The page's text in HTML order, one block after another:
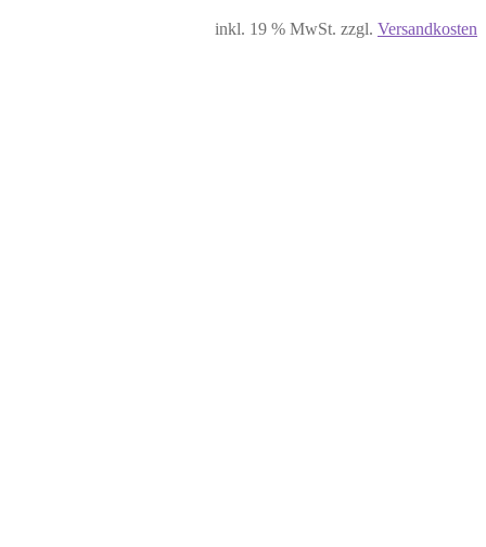
inkl. 19 % MwSt. zzgl. Versandkosten